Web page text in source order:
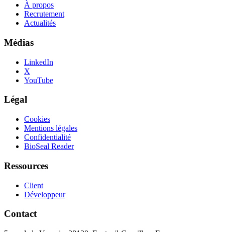
À propos
Recrutement
Actualités
Médias
LinkedIn
X
YouTube
Légal
Cookies
Mentions légales
Confidentialité
BioSeal Reader
Ressources
Client
Développeur
Contact